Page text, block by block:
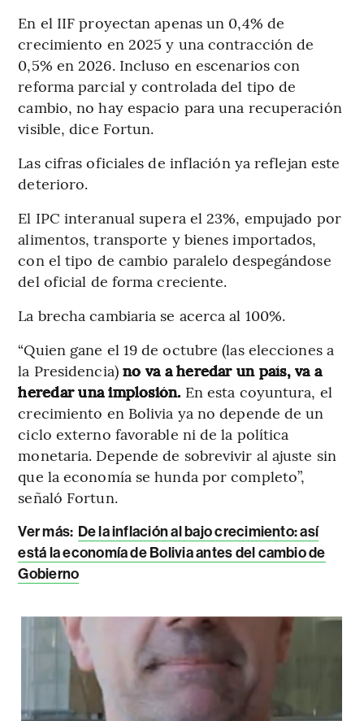
En el IIF proyectan apenas un 0,4% de
crecimiento en 2025 y una contracción de
0,5% en 2026. Incluso en escenarios con
reforma parcial y controlada del tipo de
cambio, no hay espacio para una recuperación
visible, dice Fortun.
Las cifras oficiales de inflación ya reflejan este
deterioro.
El IPC interanual supera el 23%, empujado por
alimentos, transporte y bienes importados,
con el tipo de cambio paralelo despegándose
del oficial de forma creciente.
La brecha cambiaria se acerca al 100%.
“Quien gane el 19 de octubre (las elecciones a
la Presidencia)no va a heredar un país, va a
heredar una implosión. En esta coyuntura, el
crecimiento en Bolivia ya no depende de un
ciclo externo favorable ni de la política
monetaria. Depende de sobrevivir al ajuste sin
que la economía se hunda por completo”,
señaló Fortun.
Ver más: De la inflación al bajo crecimiento: así
está la economía de Bolivia antes del cambio de
Gobierno